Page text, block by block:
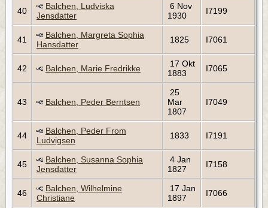
40
Balchen, Ludviska
Jensdatter
6 Nov
1930
I7199
41
Balchen, Margreta Sophia
Hansdatter
1825 I7061
42 Balchen, Marie Fredrikke
17 Okt
1883
I7065
43 Balchen, Peder Berntsen
25
Mar
1807
I7049
44
Balchen, Peder From
Ludvigsen
1833 I7191
45
Balchen, Susanna Sophia
Jensdatter
4 Jan
1827
I7158
46
Balchen, Wilhelmine
Christiane
17 Jan
1897
I7066